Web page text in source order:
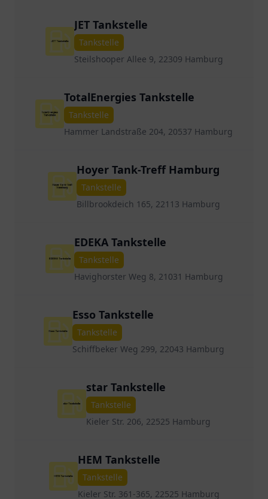
JET Tankstelle
Tankstelle
Steilshooper Allee 9, 22309 Hamburg
TotalEnergies Tankstelle
Tankstelle
Hammer Landstraße 204, 20537 Hamburg
Hoyer Tank-Treff Hamburg
Tankstelle
Billbrookdeich 165, 22113 Hamburg
EDEKA Tankstelle
Tankstelle
Havighorster Weg 8, 21031 Hamburg
Esso Tankstelle
Tankstelle
Schiffbeker Weg 299, 22043 Hamburg
star Tankstelle
Tankstelle
Kieler Str. 206, 22525 Hamburg
HEM Tankstelle
Tankstelle
Kieler Str. 361-365, 22525 Hamburg